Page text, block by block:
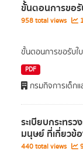
ขั้้นตอนการขอ
958 total views
ขั้้นตอนการขอรับ
PDF
กรมกิจการเด็กแ
ระเบียบกระทร
มนุษย์ ที่เกี่ยวข้
440 total views